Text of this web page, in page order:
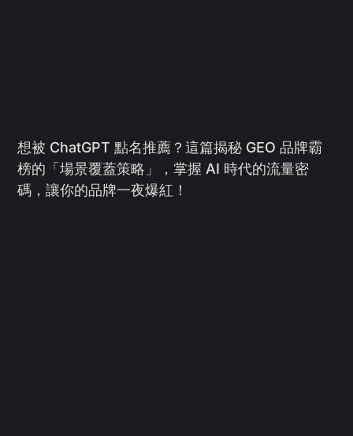
想被 ChatGPT 點名推薦？這篇揭秘 GEO 品牌霸
榜的「場景覆蓋策略」，掌握 AI 時代的流量密
碼，讓你的品牌一夜爆紅！